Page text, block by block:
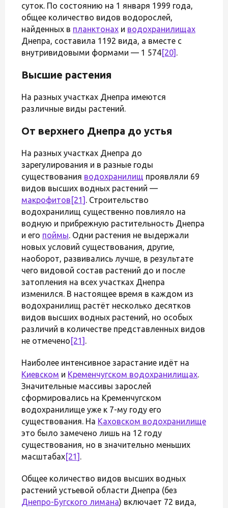
суток. По состоянию на 1 января 1999 года,
общее количество видов водорослей,
найденных в планктонах и водохранилищах
Днепра, составила 1192 вида, а вместе с
внутривидовыми формами — 1 574[20] .
Высшие растения
На разных участках Днепра имеются
различные виды растений.
От верхнего Днепра до устья
На разных участках Днепра до
зарегулирования и в разные годы
существования водохранилищ проявляли 69
видов высших водных растений —
макрофитов [21] . Строительство
водохранилищ существенно повлияло на
водную и прибрежную растительность Днепра
и его поймы. Одни растения не выдержали
новых условий существования, другие,
наоборот, развивались лучше, в результате
чего видовой состав растений до и после
затопления на всех участках Днепра
изменился. В настоящее время в каждом из
водохранилищ растёт несколько десятков
видов высших водных растений, но особых
различий в количестве представленных видов
не отмечено [21] .
Наиболее интенсивное зарастание идёт на
Киевском и Кременчугском водохранилищах.
Значительные массивы зарослей
сформировались на Кременчугском
водохранилище уже к 7-му году его
существования. На Каховском водохранилище
это было замечено лишь на 12 году
существования, но в значительно меньших
масштабах[21] .
Общее количество видов высших водных
растений устьевой области Днепра (без
Днепро-Бугского лимана) включает 72 вида,